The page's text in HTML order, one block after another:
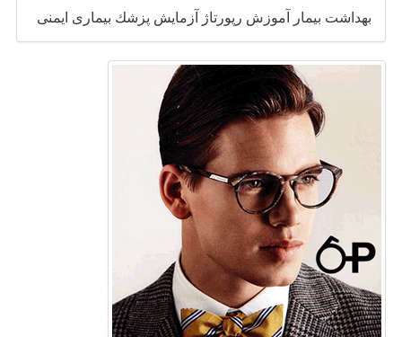
بهداشت بیمار آموزش رپورتاژ آزمایش پزشك بیماری ایمنی